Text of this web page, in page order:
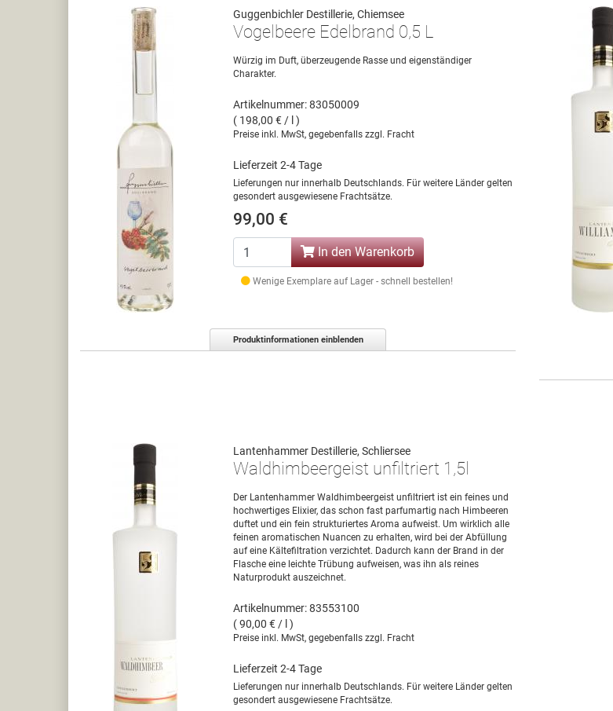
Guggenbichler Destillerie, Chiemsee
Vogelbeere Edelbrand 0,5 L
Würzig im Duft, überzeugende Rasse und eigenständiger
Charakter.
Artikelnummer: 83050009
( 198,00 € / l )
Preise inkl. MwSt, gegebenfalls zzgl. Fracht
Lieferzeit 2-4 Tage
Lieferungen nur innerhalb Deutschlands. Für weitere Länder gelten
gesondert ausgewiesene Frachtsätze.
99,00 €
In den Warenkorb
Wenige Exemplare auf Lager - schnell bestellen!
Produktinformationen einblenden
Lantenhammer Destillerie, Schliersee
Waldhimbeergeist unfiltriert 1,5l
Der Lantenhammer Waldhimbeergeist unfiltriert ist ein feines und
hochwertiges Elixier, das schon fast parfumartig nach Himbeeren
duftet und ein fein strukturiertes Aroma aufweist. Um wirklich alle
feinen aromatischen Nuancen zu erhalten, wird bei der Abfüllung
auf eine Kältefiltration verzichtet. Dadurch kann der Brand in der
Flasche eine leichte Trübung aufweisen, was ihn als reines
Naturprodukt auszeichnet.
Artikelnummer: 83553100
( 90,00 € / l )
Preise inkl. MwSt, gegebenfalls zzgl. Fracht
Lieferzeit 2-4 Tage
Lieferungen nur innerhalb Deutschlands. Für weitere Länder gelten
gesondert ausgewiesene Frachtsätze.